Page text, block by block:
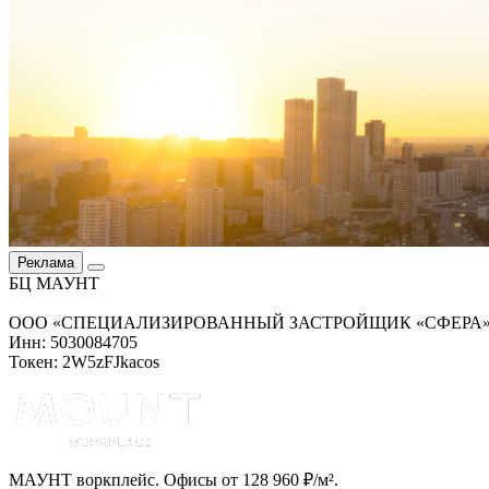
Реклама
БЦ МАУНТ
ООО «СПЕЦИАЛИЗИРОВАННЫЙ ЗАСТРОЙЩИК
Инн: 5030084705
Токен: 2W5zFJkacos
МАУНТ воркплейс. Офисы от 128 960 ₽/м².